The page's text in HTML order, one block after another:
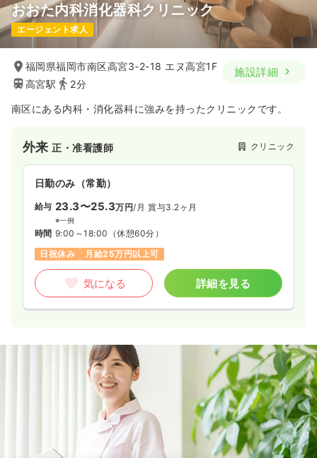
日勤のみ（契約社員）
給与 37.8〜46.3
※一例
時間 8:30～17:30（休憩60分）
担当業務未経験可
気になる 詳細を見る
35.0〜38.4
※一例
時間 8:30～17:30（休憩60分）
気になる 詳細を見る
おおた内科消化器科クリニック
エージェント求人
福岡県福岡市南区高宮3-2-18 エヌ高宮1F
高宮駅
2分
施設詳細
南区にある内科・消化器科に強みを持ったクリニックです。
外来正・准看護師 クリニック
日勤のみ（常勤）
給与 23.3〜25.3万円/月 賞与3.2ヶ月
※一例
時間 9:00～18:00 （休憩60分）
日祝休み
月給25万円以上可
気になる 詳細を見る